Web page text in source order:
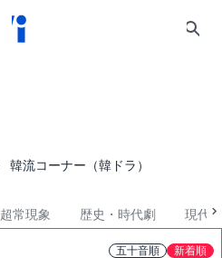
韓流コーナー（韓ドラ）
超常現象 歴史・時代劇 現代
五十音順 新着順